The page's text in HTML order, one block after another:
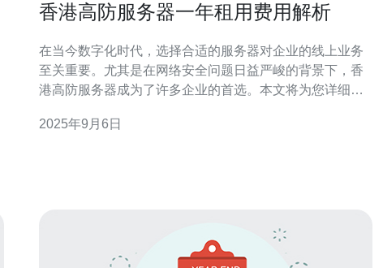
香港高防服务器一年租用费用解析
在当今数字化时代，选择合适的服务器对企业的线上业务
至关重要。尤其是在网络安全问题日益严峻的背景下，香
港高防服务器成为了许多企业的首选。本文将为您详细解
的选择，让您的网站在安全和性能上都能达到最佳状态。
2025年9月6日